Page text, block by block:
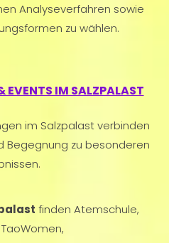
Analyseverfahren sowie
zu wählen.
EVENTS IM SALZPALAST
im Salzpalast verbinden
Begegnung zu besonderen
finden Atemschule,